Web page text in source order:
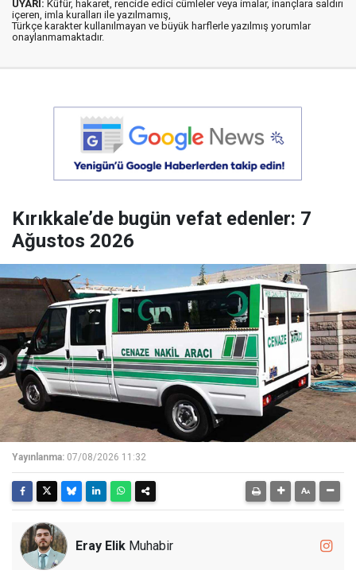
UYARI: Küfür, hakaret, rencide edici cümleler veya imalar, inançlara saldırı
içeren, imla kuralları ile yazılmamış,
Türkçe karakter kullanılmayan ve büyük harflerle yazılmış yorumlar
onaylanmamaktadır.
Kırıkkale’de bugün vefat edenler: 7
Ağustos 2026
Yayınlanma: 07/08/2026 11:32
Eray Elik Muhabir